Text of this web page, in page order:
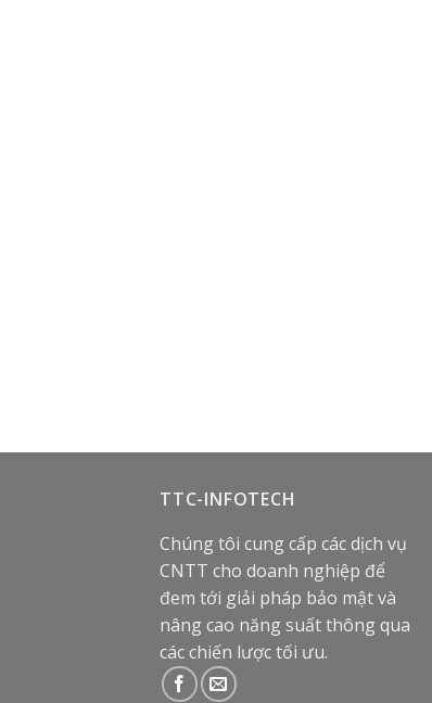
TTC-INFOTECH
Chúng tôi cung cấp các dịch vụ
CNTT cho doanh nghiệp để
đem tới giải pháp bảo mật và
nâng cao năng suất thông qua
các chiến lược tối ưu.